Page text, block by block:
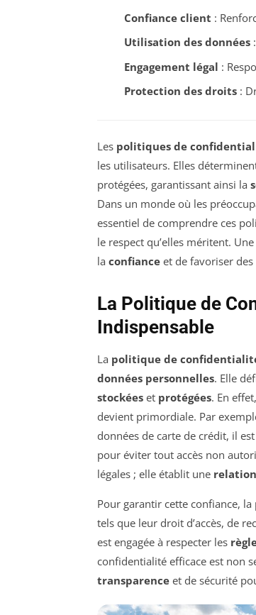
Confiance client :
Utilisation des données:
Engagement légal :
Protection des droits:
Les politiques de
les utilisateurs. Elles
protégées, garantissant ainsi la
Dans un monde où les
essentiel de comprendre ces
le respect qu’elles méritent.
la confiance et de favoriser
La Politique de
Indispensable
La politique de
données personnelles. Elle
stockées et protégées. En
devient primordiale. Par
données de carte de crédit, il
pour éviter tout accès non
légales ; elle établit une
Pour garantir cette confiance,
tels que leur droit d’accès, de
est engagée à respecter les
confidentialité efficace est non
transparence et de sécurité